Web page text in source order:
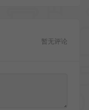
暂无评论